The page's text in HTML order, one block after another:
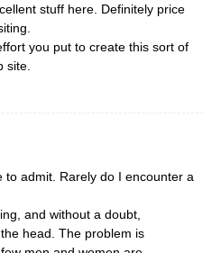
stuff here. Definitely price
you put to create this sort of
site.
to admit. Rarely do I encounter a
and without a doubt,
head. The problem is